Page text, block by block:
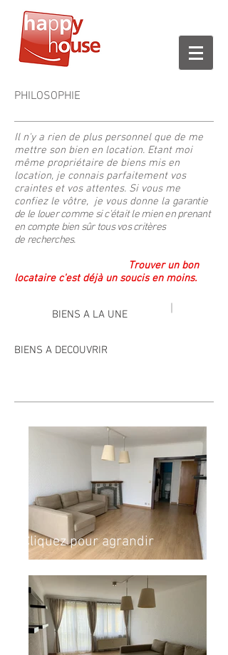
PHILOSOPHIE
Il n'y a rien de plus personnel que de me
mettre son bien en location. Etant moi
même propriétaire de biens mis en
location, je connais parfaitement vos
craintes et vos attentes. Si vous me
confiez le vôtre, je vous donne la garantie
de le louer comme si c'était le mien en prenant
en compte bien sûr tous vos critères
de recherches.
Trouver un bon
locataire c'est déjà un soucis en moins.
BIENS A LA UNE
BIENS A DECOUVRIR
Cliquez pour agrandir